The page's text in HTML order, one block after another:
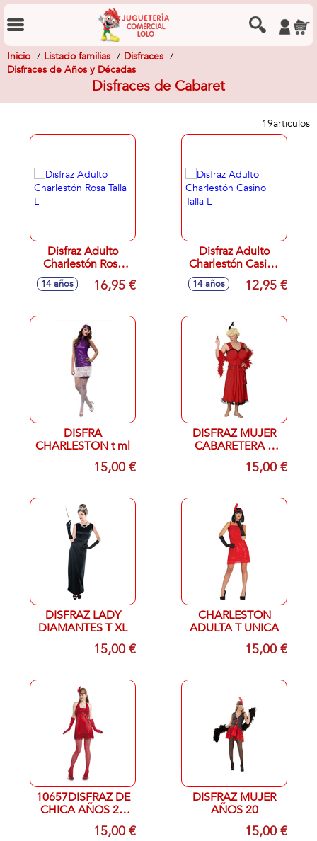
Inicio Listado familias
Disfraces
Disfraces de Años y Décadas
Disfraces de Cabaret
19articulos
Disfraz Adulto
Charlestón Rosa
Talla L
14 años 16,95 €
Disfraz Adulto
Charlestón Casino
Talla L
14 años 12,95 €
DISFRA
CHARLESTON t ml
15,00 €
DISFRAZ MUJER
CABARETERA T
UNICA15,00 €
DISFRAZ LADY
DIAMANTES T XL
15,00 €
CHARLESTON
ADULTA T UNICA
15,00 €
10657DISFRAZ DE
CHICA AÑOS 20
ROJO MUJER t ml
15,00 €
DISFRAZ MUJER
AÑOS 20
15,00 €